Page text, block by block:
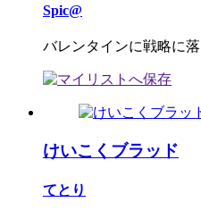
Spic@
バレンタインに戦略に
けいこくブラッド
てとり